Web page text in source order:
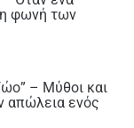
η φωνή των
– Μύθοι και
απώλεια ενός